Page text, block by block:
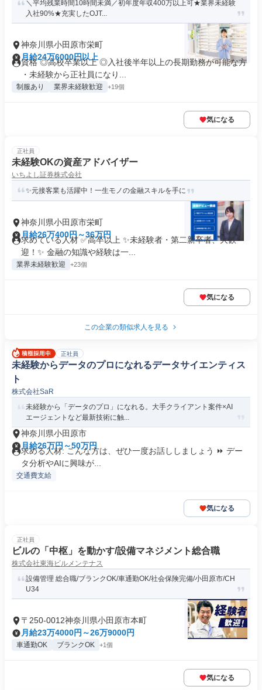
＼平均残業時間10時間未満／初年度年収400万以上可★業界未経験
入社90%★充実したOJT...
神奈川県小田原市栄町
月給24万6000円以上
資格 ◎高校卒業以上 ◎入社後半年以上の長期勤務が可能な方
・未経験から正社員になり...
制服あり 業界未経験歓迎 +19個
気になる
正社員
未経験OKの資産アドバイザー
いちよし証券株式会社
✨元接客業も活躍中！一生モノの金融スキルを手に
神奈川県小田原市栄町
月給26万400円～36万円
求めている人材 ✅高卒以上 ✨未経験者・第二新卒者、大歓
迎！✨ 金融の知識や経験は一...
業界未経験歓迎 +23個
気になる
この企業の類似求人を見る
正社員
未経験からデータのプロになれるデータサイエンティス
ト
株式会社SaR
未経験から「データのプロ」になれる。大手クライアント案件×AI
エージェントなど最新技術に触...
神奈川県小田原市
月給26万円～50万円
求める人材: こんな方は、ぜひ一度お話ししましょう ⏩️ デー
タ分析やAIに興味が...
交通費支給
気になる
正社員
ビルの「中枢」を動かす/設備マネジメント総合職
株式会社東海ビルメンテナス
設備管理 総合職/ブランクOK/車通勤OK/社会保険完備/小田原市/CH
U34
〒250-0012神奈川県小田原市本町
月給23万4000円～26万9000円
車通勤OK ブランクOK +1個
気になる